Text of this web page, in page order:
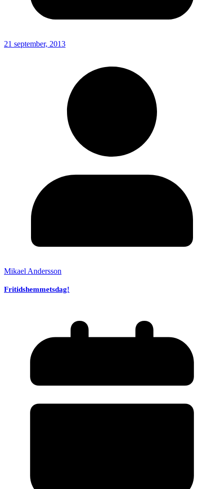
21 september, 2013
Mikael Andersson
Fritidshemmetsdag!